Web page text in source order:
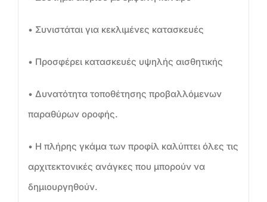
• Συνιστάται για κεκλιμένες κατασκευές
• Προσφέρει κατασκευές υψηλής αισθητικής
• Δυνατότητα τοποθέτησης προβαλλόμενων
παραθύρων οροφής.
• Η πλήρης γκάμα των προφίλ καλύπτει όλες τις
αρχιτεκτονικές ανάγκες που μπορούν να
δημιουργηθούν.